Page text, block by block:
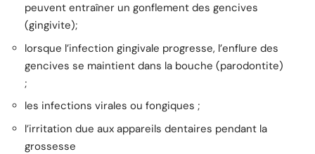
peuvent entraîner un gonflement des gencives
(gingivite);
lorsque l’infection gingivale progresse, l’enflure des
gencives se maintient dans la bouche (parodontite)
;
les infections virales ou fongiques ;
l’irritation due aux appareils dentaires pendant la
grossesse